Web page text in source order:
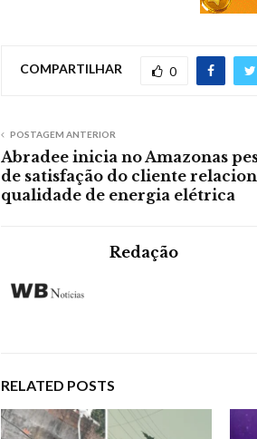
COMPARTILHAR 0
POSTAGEM ANTERIOR
Abradee inicia no Amazonas
de satisfação do cliente
qualidade de energia elétrica
Redação
RELATED POSTS